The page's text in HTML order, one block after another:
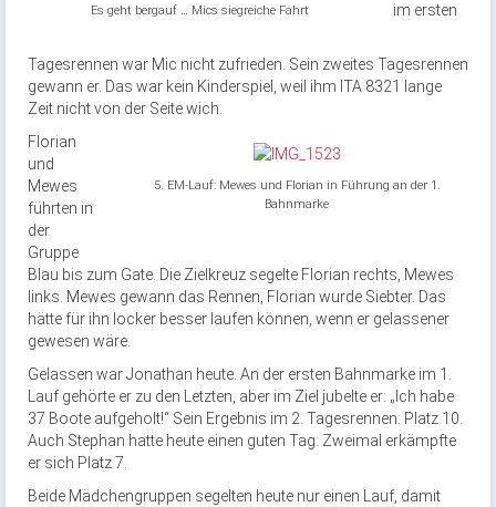
Es geht bergauf … Mics siegreiche Fahrt
im ersten
Tagesrennen war Mic nicht zufrieden. Sein zweites Tagesrennen
gewann er. Das war kein Kinderspiel, weil ihm ITA 8321 lange
Zeit nicht von der Seite wich.
5. EM-Lauf: Mewes und Florian in Führung an der 1.
Bahnmarke
Florian
und
Mewes
führten in
der
Gruppe
Blau bis zum Gate. Die Zielkreuz segelte Florian rechts, Mewes
links. Mewes gewann das Rennen, Florian wurde Siebter. Das
hätte für ihn locker besser laufen können, wenn er gelassener
gewesen wäre.
Gelassen war Jonathan heute. An der ersten Bahnmarke im 1.
Lauf gehörte er zu den Letzten, aber im Ziel jubelte er: „Ich habe
37 Boote aufgeholt!“ Sein Ergebnis im 2. Tagesrennen: Platz 10.
Auch Stephan hatte heute einen guten Tag: Zweimal erkämpfte
er sich Platz 7.
Beide Mädchengruppen segelten heute nur einen Lauf, damit